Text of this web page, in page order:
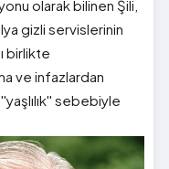
olarak bilinen Şili,
gizli servislerinin
birlikte
ve infazlardan
sebebiyle